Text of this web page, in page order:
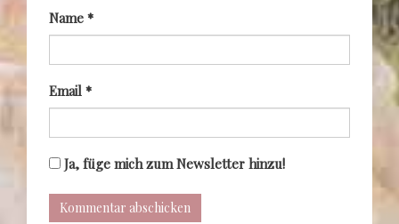
Name *
Email *
Ja, füge mich zum Newsletter hinzu!